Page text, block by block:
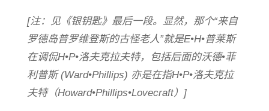
[注：见《银钥匙》最后一段。显然，那个“来自
罗德岛普罗维登斯的古怪老人”就是E•H•普莱斯
在调侃H•P•洛夫克拉夫特，包括后面的沃德•菲
利普斯 (Ward•Phillips) 亦是在指H•P•洛夫克拉
夫特（Howard•Phillips•Lovecraft）]